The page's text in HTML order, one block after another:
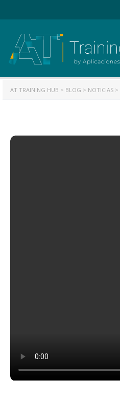
AT TRAINING HUB > BLOG > NOTICIAS >